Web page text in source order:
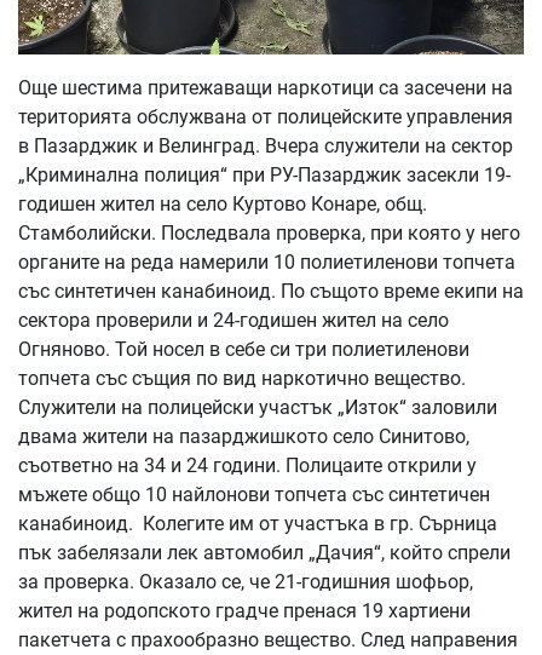
Още шестима притежаващи наркотици са засечени на
територията обслужвана от полицейските управления
в Пазарджик и Велинград. Вчера служители на сектор
„Криминална полиция“ при РУ-Пазарджик засекли 19-
годишен жител на село Куртово Конаре, общ.
Стамболийски. Последвала проверка, при която у него
органите на реда намерили 10 полиетиленови топчета
със синтетичен канабиноид. По същото време екипи на
сектора проверили и 24-годишен жител на село
Огняново. Той носел в себе си три полиетиленови
топчета със същия по вид наркотично вещество.
Служители на полицейски участък „Изток“ заловили
двама жители на пазарджишкото село Синитово,
съответно на 34 и 24 години. Полицаите открили у
мъжете общо 10 найлонови топчета със синтетичен
канабиноид. Колегите им от участъка в гр. Сърница
пък забелязали лек автомобил „Дачия“, който спрели
за проверка. Оказало се, че 21-годишния шофьор,
жител на родопското градче пренася 19 хартиени
пакетчета с прахообразно вещество. След направения